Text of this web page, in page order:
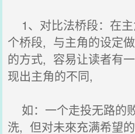
1、对比法桥段：在
个桥段, 与主角的设定
的方式, 容易让读者有
现出主角的不同,
如：一个走投无路的
洗, 但对未來充满希望